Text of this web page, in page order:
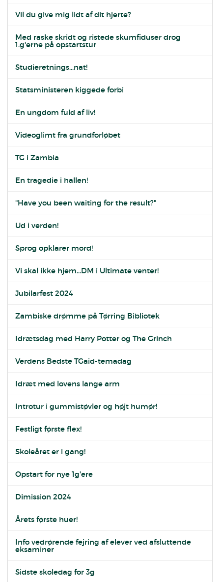
Vil du give mig lidt af dit hjerte?
Med raske skridt og ristede skumfiduser drog
1.g'erne på opstartstur
Studieretnings...nat!
Statsministeren kiggede forbi
En ungdom fuld af liv!
Videoglimt fra grundforløbet
TG i Zambia
En tragedie i hallen!
"Have you been waiting for the result?"
Ud i verden!
Sprog opklarer mord!
Vi skal ikke hjem...DM i Ultimate venter!
Jubilarfest 2024
Zambiske drømme på Tørring Bibliotek
Idrætsdag med Harry Potter og The Grinch
Verdens Bedste TGaid-temadag
Idræt med lovens lange arm
Introtur i gummistøvler og højt humør!
Festligt første flex!
Skoleåret er i gang!
Opstart for nye 1g'ere
Dimission 2024
Årets første huer!
Info vedrørende fejring af elever ved afsluttende
eksaminer
Sidste skoledag for 3g